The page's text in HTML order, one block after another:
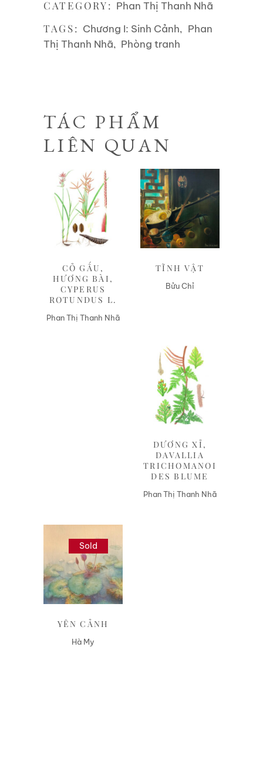
CATEGORY: Phan Thị Thanh Nhã
TAGS: Chương I: Sinh Cảnh, Phan
Thị Thanh Nhã, Phòng tranh
TÁC PHẨM
LIÊN QUAN
Liên hệ
CỎ GẤU,
HƯƠNG BÀI,
CYPERUS
ROTUNDUS L.
Phan Thị Thanh Nhã
Liên hệ
TĨNH VẬT
Bửu Chỉ
Liên hệ
DƯƠNG XỈ,
DAVALLIA
TRICHOMANOI
DES BLUME
Phan Thị Thanh Nhã
Sold
Liên hệ
YÊN CẢNH
Hà My